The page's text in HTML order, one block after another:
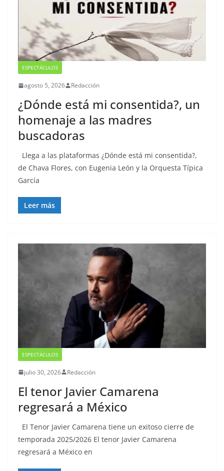
ESPECTÁCULOS
agosto 5, 2026 Redacción
¿Dónde está mi consentida?, un
homenaje a las madres
buscadoras
Llega a las plataformas ¿Dónde está mi consentida?,
de Chava Flores, con Eugenia León y la Orquesta Típica
García
Leer más
ESPECTÁCULOS
julio 30, 2026 Redacción
El tenor Javier Camarena
regresará a México
El Tenor Javier Camarena tiene un exitoso cierre de
temporada 2025/2026 El tenor Javier Camarena
regresará a México en